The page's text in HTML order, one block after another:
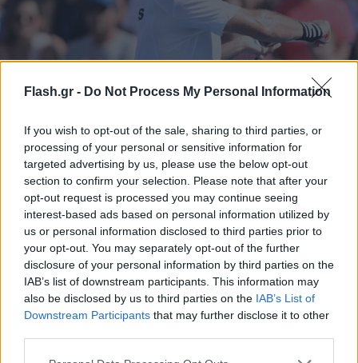
Flash.gr - Do Not Process My Personal Information
If you wish to opt-out of the sale, sharing to third parties, or
processing of your personal or sensitive information for
targeted advertising by us, please use the below opt-out
section to confirm your selection. Please note that after your
opt-out request is processed you may continue seeing
interest-based ads based on personal information utilized by
us or personal information disclosed to third parties prior to
your opt-out. You may separately opt-out of the further
disclosure of your personal information by third parties on the
IAB’s list of downstream participants. This information may
also be disclosed by us to third parties on the IAB’s List of
Downstream Participants that may further disclose it to other
Please note that this website/app uses one or more Google
Τέλος η συνεργασία του Τσιτσιπά με τον πατέρα
του - «Αν σε απέρριψαν, γλίτωσες από το λάθος
μέρος»
Ο Στέφανος Τσιτσιπάς αλλάζει προπονητή πριν από το
Wimbledon, με τον Τόμας Περίν να αναλαμβάνει την τεχνική
του καθοδήγηση.
Συντακτική
Ομάδα
Flash.gr